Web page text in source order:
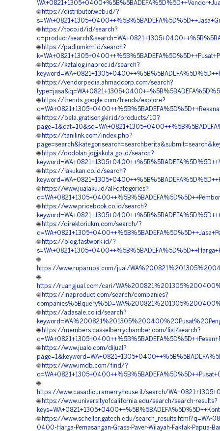
🌐 https://distributor.web.id/?
🌐 https://toco.id/id/search?
q=product/
🌐 https://padiumkm.id/search?
🌐 https://katalog.inaproc.id/search?
🌐 https://vendorpedia.ahmadcorp.com/search?
🌐 https://trends.google.com/trends/explore?
🌐 https://bela.gratisongkir.id/products/10?
🌐 https://tanilink.com/index.php?
🌐 https://dodolan.jogjakota.go.id/search?
🌐 https://lakukan.co.id/search?
🌐 https://www.jualaku.id/all-categories?
🌐 https://www.pricebook.co.id/search?
🌐 https://direktoriukm.com/search/?
🌐 https://blog.fastwork.id/?
🌐
https://www.ruparupa.com/jual/
🌐
https://ruangjual.com/cari/
🌐 https://inaproduct.com/search/companies?
🌐 https://adasale.co.id/search?
🌐 https://members.casselberrychamber.com/list/search?
🌐 https://www.jualo.com/dijual?
🌐 https://www.imdb.com/find/?
🌐
https://www.casadicuramerryhouse.it/search/
🌐 https://www.universityofcalifornia.edu/search/search-results?
🌐 https://www.scheller.gatech.edu/search_results.html?q=WA-
0400-Harga-Pemasangan-Grass-Paver-Wilayah-Fakfak-Papua-